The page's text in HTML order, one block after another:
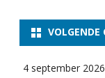
VOLGENDE
4 september